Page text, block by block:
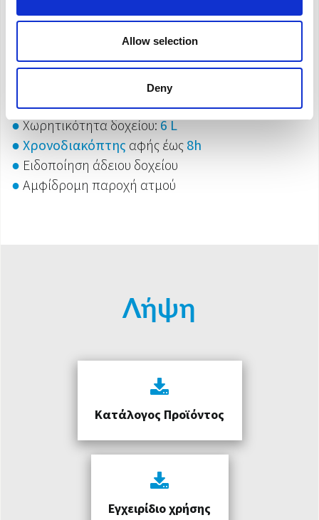
Allow selection
Deny
●Ψηφιακή οθόνη αφής
3 επίπεδα παροχής υγρασίας
●Συρταράκι για αιθέρια έλαια
●Νυχτερινός φωτισμός
●Χωρητικότητα δοχείου:6 L
● Χρονοδιακόπτης αφής έως 8h
● Ειδοποίηση άδειου δοχείου
● Αμφίδρομη παροχή ατμού
Λήψη
Κατάλογος Προϊόντος
Εγχειρίδιο χρήσης